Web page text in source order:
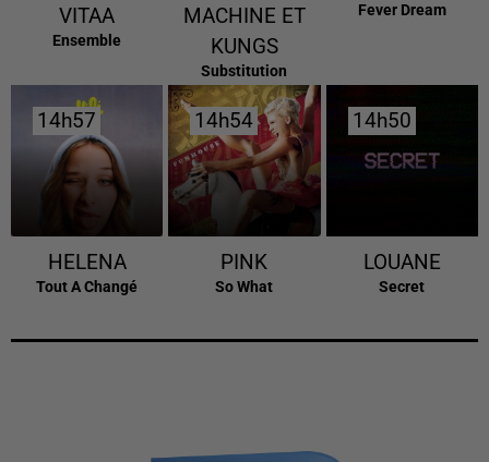
VITAA
Ensemble
MACHINE ET
KUNGS
Substitution
Fever Dream
14h57
14h57
HELENA
Tout A Changé
14h54
14h54
PINK
So What
14h50
14h50
LOUANE
Secret